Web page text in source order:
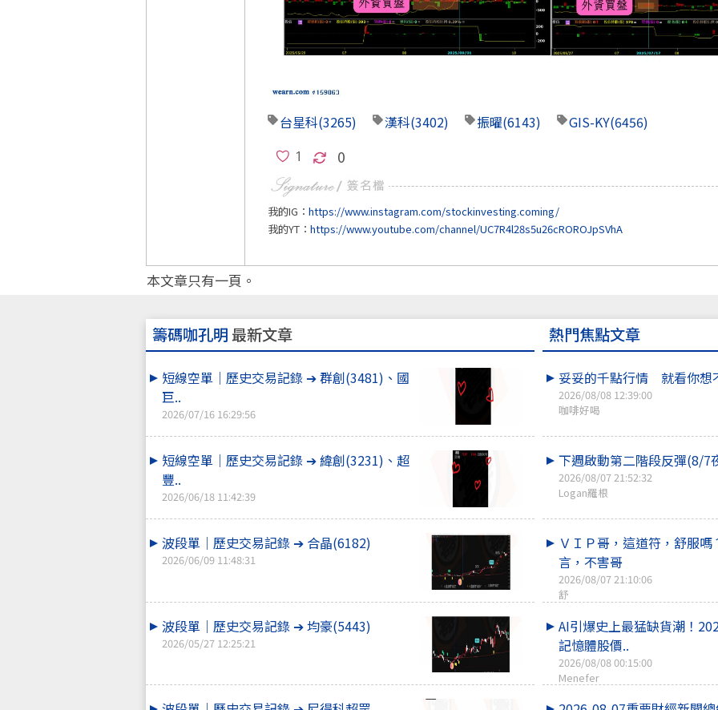
台星科(3265) 漢科(3402) 振曜(6143) GIS-KY(6456)
0
我的IG： https://www.instagram.com/stockinvesting.coming/
我的YT： https://www.youtube.com/channel/UC7R4l28s5u26cROROJpSVhA
本文章只有一頁。
籌碼咖孔明最新文章
短線空單｜歷史交易記錄 ➔ 群創(3481)、國
巨..
2026/07/16 16:29:56
短線空單｜歷史交易記錄 ➔ 緯創(3231)、超
豐..
2026/06/18 11:42:39
波段單｜歷史交易記錄 ➔ 合晶(6182)
2026/06/09 11:48:31
波段單｜歷史交易記錄 ➔ 均豪(5443)
2026/05/27 12:25:21
熱門焦點文章
妥妥的千點行情 就看你想
2026/08/08 12:39:00
咖啡好喝
下週啟動第二階段反彈(8/7
2026/08/07 21:52:32
Logan羅根
ＶＩＰ哥，這道符，舒服
言，不害哥
2026/08/07 21:10:06
舒
AI引爆史上最猛缺貨潮！
記憶體股價..
2026/08/08 00:15:00
Menefer